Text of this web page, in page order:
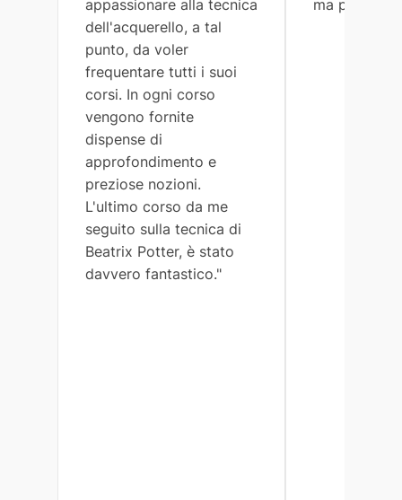
appassionare alla tecnica
dell'acquerello, a tal
punto, da voler
frequentare tutti i suoi
corsi. In ogni corso
vengono fornite
dispense di
approfondimento e
preziose nozioni.
L'ultimo corso da me
seguito sulla tecnica di
Beatrix Potter, è stato
davvero fantastico."
ma preciso."